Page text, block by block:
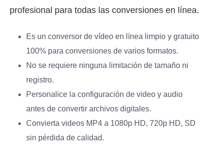
profesional para todas las conversiones en línea.
Es un conversor de vídeo en línea limpio y gratuito
100% para conversiones de varios formatos.
No se requiere ninguna limitación de tamaño ni
registro.
Personalice la configuración de video y audio
antes de convertir archivos digitales.
Convierta videos MP4 a 1080p HD, 720p HD, SD
sin pérdida de calidad.